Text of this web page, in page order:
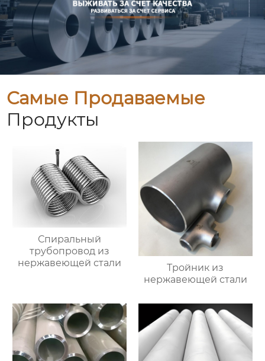
Самые Продаваемые
Продукты
Спиральный
трубопровод из
нержавеющей стали
Тройник из
нержавеющей стали